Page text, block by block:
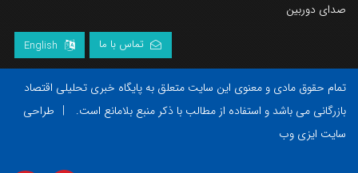
صدای دوربین
تماس با ما English
تمام حقوق مادی و معنوی این سایت متعلق به پایگاه خبری تحلیلی اقتصاد
بازرگانی می باشد و استفاده از مطالب با ذکر منبع بلامانع است.
| طراحی
سایت ایزی وب